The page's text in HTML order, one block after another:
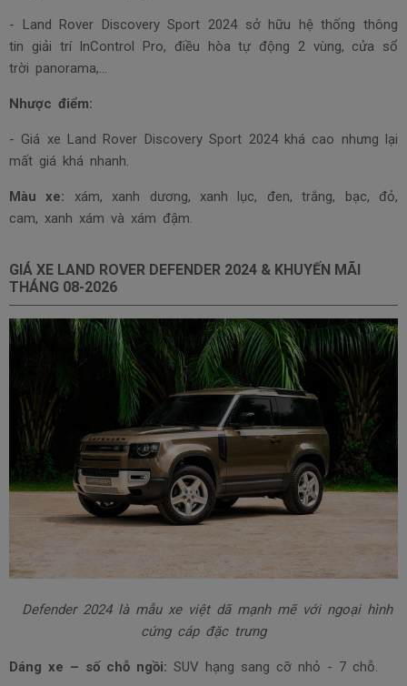
- Land Rover Discovery Sport 2024 sở hữu hệ thống thông
tin giải trí InControl Pro, điều hòa tự động 2 vùng, cửa sổ
trời panorama,...
Nhược điểm:
- Giá xe Land Rover Discovery Sport 2024 khá cao nhưng lại
mất giá khá nhanh.
Màu xe: xám, xanh dương, xanh lục, đen, trắng, bạc, đỏ,
cam, xanh xám và xám đậm.
GIÁ XE LAND ROVER DEFENDER 2024 & KHUYẾN MÃI
THÁNG 08-2026
Defender 2024 là mẫu xe việt dã mạnh mẽ với ngoại hình
cứng cáp đặc trưng
Dáng xe – số chỗ ngồi: SUV hạng sang cỡ nhỏ - 7 chỗ.